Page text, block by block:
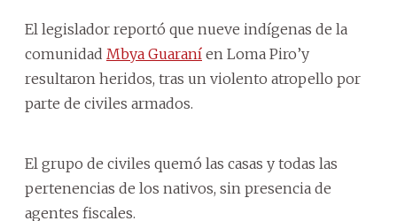
El legislador reportó que nueve indígenas de la
comunidad Mbya Guaraní en Loma Piro’y
resultaron heridos, tras un violento atropello por
parte de civiles armados.
El grupo de civiles quemó las casas y todas las
pertenencias de los nativos, sin presencia de
agentes fiscales.